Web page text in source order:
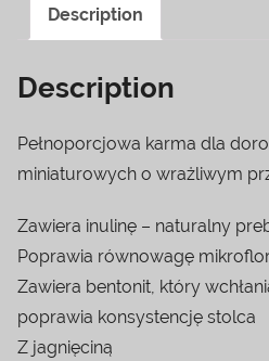
Description
Description
Pełnoporcjowa karma dla
miniaturowych o wrażliwym
Zawiera inulinę – naturalny
Poprawia równowagę
Zawiera bentonit, który
poprawia konsystencję stolca
Z jagnięciną